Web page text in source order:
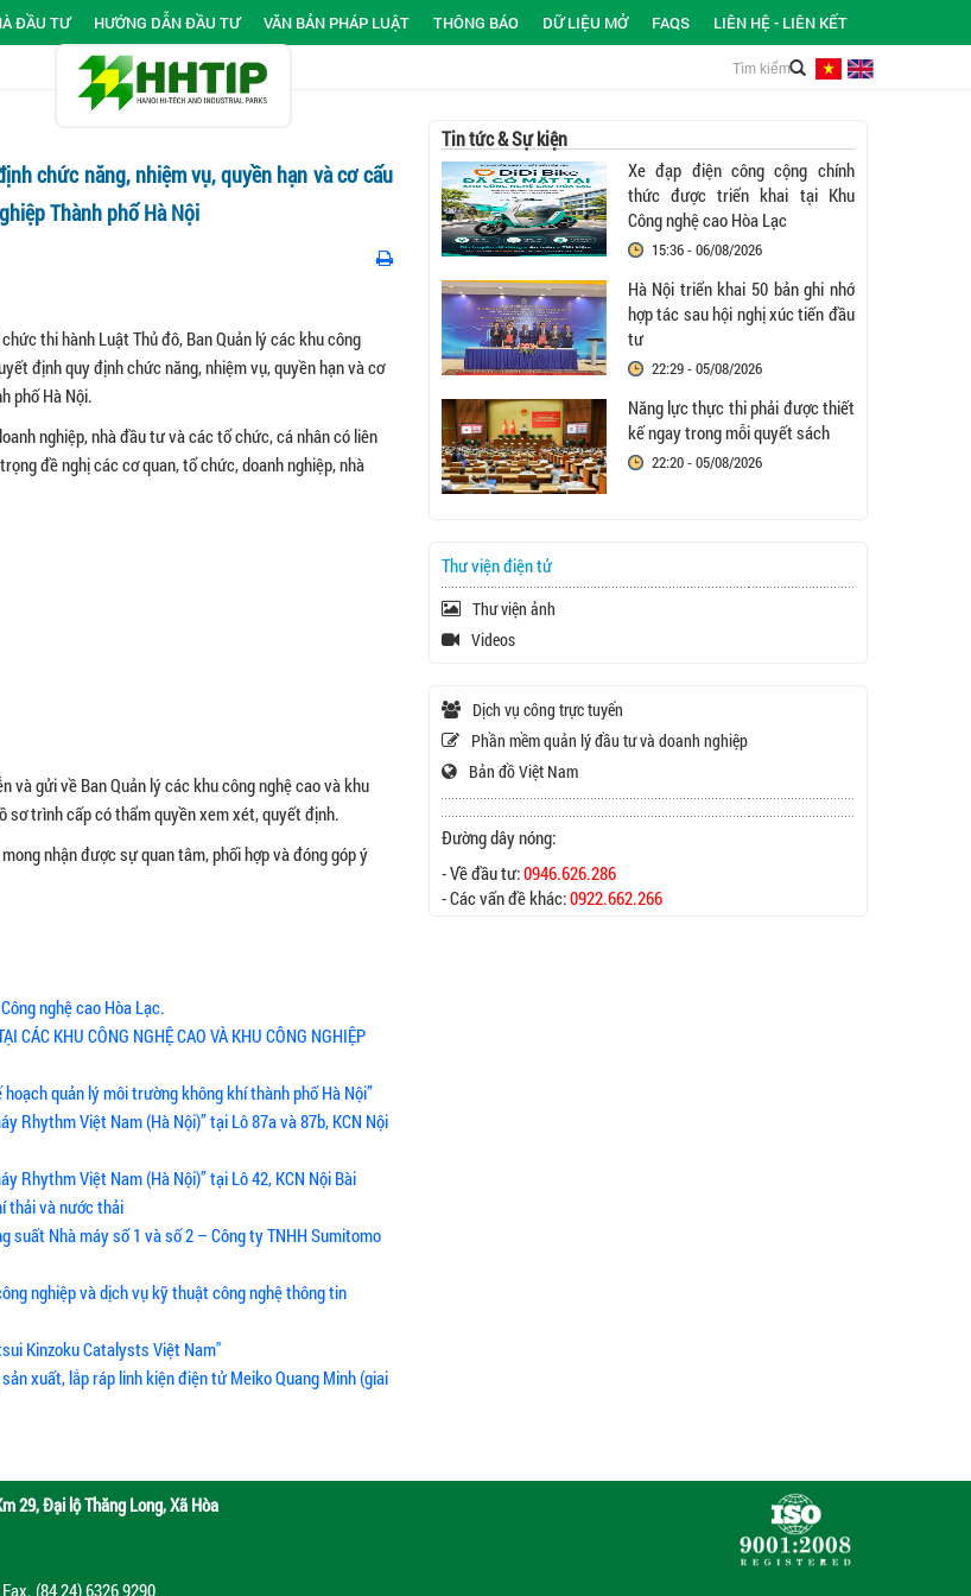
ĐẦU TƯ HƯỚNG DẪN ĐẦU TƯ VĂN BẢN PHÁP LUẬT THÔNG BÁO DỮ LIỆU MỞ FAQS LIÊN HỆ - LIÊN KẾT
chức năng, nhiệm vụ, quyền hạn và cơ cấu
Thành phố Hà Nội
thi hành Luật Thủ đô, Ban Quản lý các khu công
định quy định chức năng, nhiệm vụ, quyền hạn và cơ
phố Hà Nội.
nghiệp, nhà đầu tư và các tổ chức, cá nhân có liên
đề nghị các cơ quan, tổ chức, doanh nghiệp, nhà
và gửi về Ban Quản lý các khu công nghệ cao và khu
sơ trình cấp có thẩm quyền xem xét, quyết định.
nhận được sự quan tâm, phối hợp và đóng góp ý
nghệ cao Hòa Lạc.
CÁC KHU CÔNG NGHỆ CAO VÀ KHU CÔNG NGHIỆP
quản lý môi trường không khí thành phố Hà Nội”
Rhythm Việt Nam (Hà Nội)” tại Lô 87a và 87b, KCN Nội
Rhythm Việt Nam (Hà Nội)” tại Lô 42, KCN Nội Bài
thải và nước thải
suất Nhà máy số 1 và số 2 – Công ty TNHH Sumitomo
nghiệp và dịch vụ kỹ thuật công nghệ thông tin
Kinzoku Catalysts Việt Nam"
xuất, lắp ráp linh kiện điện tử Meiko Quang Minh (giai
Tin tức & Sự kiện
Xe đạp điện công cộng chính
thức được triển khai tại Khu
Công nghệ cao Hòa Lạc
15:36 - 06/08/2026
Hà Nội triển khai 50 bản ghi nhớ
hợp tác sau hội nghị xúc tiến đầu
tư
22:29 - 05/08/2026
Năng lực thực thi phải được thiết
kế ngay trong mỗi quyết sách
22:20 - 05/08/2026
Thư viện điện tử
Thư viện ảnh
Videos
Dịch vụ công trực tuyến
Phần mềm quản lý đầu tư và doanh nghiệp
Bản đồ Việt Nam
Đường dây nóng:
- Về đầu tư:0946.626.286
- Các vấn đề khác:0922.662.266
29, Đại lộ Thăng Long, Xã Hòa
(84 24) 6326 9290